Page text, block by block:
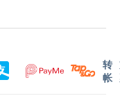
转
帐